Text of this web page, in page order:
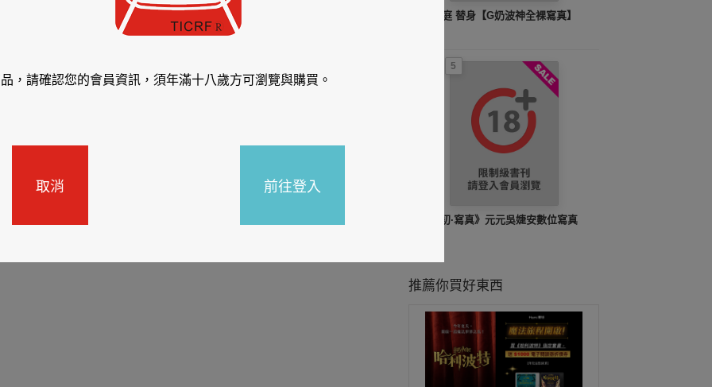
羽庭 替身【G奶波神全裸寫真】
5
《初·寫真》元元吳婕安數位寫真
推薦你買好東西
，請確認您的會員資訊，須年滿十八歲方可瀏覽與購買。
取消 前往登入